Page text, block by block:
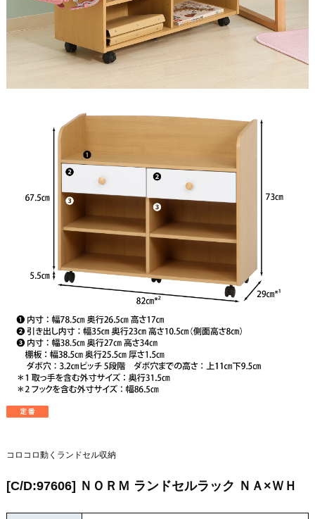
コロコロ動くランドセル収納
[C/D:97606] ＮＯＲＭ ランドセルラック ＮＡ×ＷＨ